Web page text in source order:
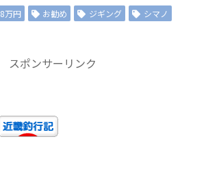
8万円 お勧め ジギング
シマノ
スポンサーリンク